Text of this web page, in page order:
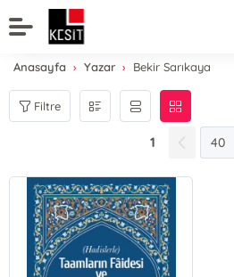
Anasayfa Yazar Bekir Sarıkaya
Filtre
1